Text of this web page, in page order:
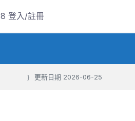
8 登入/註冊
更新日期 2026-06-25